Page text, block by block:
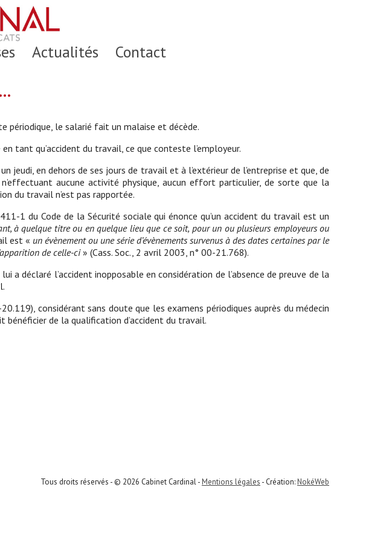
Actualités
Contact
périodique, le salarié fait un malaise et décède.
tant qu’accident du travail, ce que conteste l’employeur.
en dehors de ses jours de travail et à l’extérieur de l’entreprise et que, de
aucune activité physique, aucun effort particulier, de sorte que la
du travail n’est pas rapportée.
1 du Code de la Sécurité sociale qui énonce qu’un accident du travail est un
à quelque titre ou en quelque lieu que ce soit, pour un ou plusieurs employeurs ou
est « un évènement ou une série d’évènements survenus à des dates certaines par le
de celle-ci» (Cass. Soc., 2 avril 2003, n° 00-21.768).
déclaré l’accident inopposable en considération de l’absence de preuve de la
considérant sans doute que les examens périodiques auprès du médecin
de la qualification d’accident du travail.
Tous droits réservés - © 2026 Cabinet Cardinal -Mentions légales - Création:NokéWeb